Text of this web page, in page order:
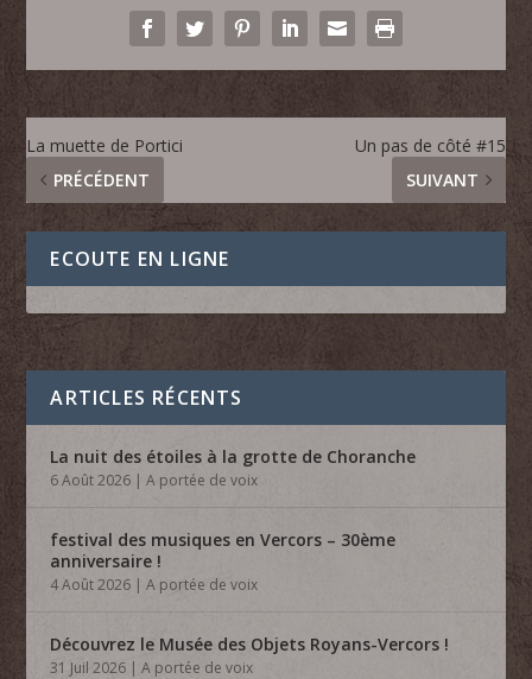
La muette de Portici
PRÉCÉDENT
Un pas de côté #15
SUIVANT
ECOUTE EN LIGNE
ARTICLES RÉCENTS
La nuit des étoiles à la grotte de Choranche
6 Août 2026 |A portée de voix
festival des musiques en Vercors – 30ème
anniversaire !
4 Août 2026 |A portée de voix
Découvrez le Musée des Objets Royans-Vercors !
31 Juil 2026 |A portée de voix